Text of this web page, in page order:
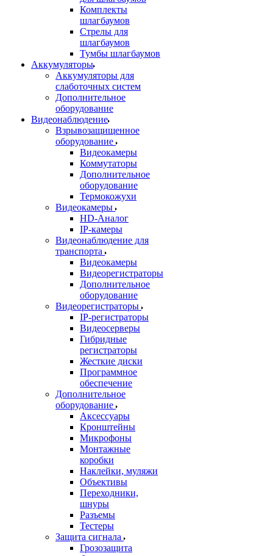
Комплекты
шлагбаумов
Стрелы для
шлагбаумов
Тумбы шлагбаумов
Аккумуляторы
Аккумуляторы для
слаботочных систем
Дополнительное
оборудование
Видеонаблюдение
Взрывозащищенное
оборудование
Видеокамеры
Коммутаторы
Дополнительное
оборудование
Термокожухи
Видеокамеры
HD-Аналог
IP-камеры
Видеонаблюдение для
транспорта
Видеокамеры
Видеорегистраторы
Дополнительное
оборудование
Видеорегистраторы
IP-регистраторы
Видеосерверы
Гибридные
регистраторы
Жесткие диски
Программное
обеспечение
Дополнительное
оборудование
Аксессуары
Кронштейны
Микрофоны
Монтажные
коробки
Наклейки, муляжи
Объективы
Переходники,
шнуры
Разъемы
Тестеры
Защита сигнала
Грозозащита